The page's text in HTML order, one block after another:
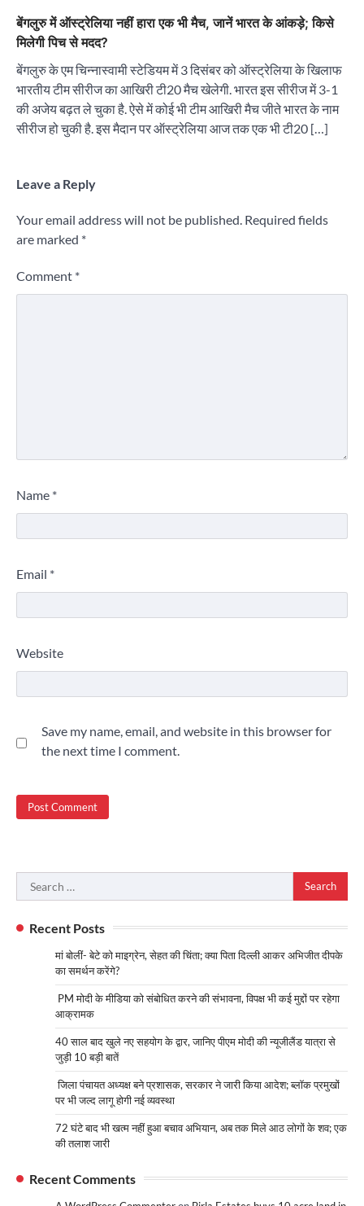
बेंगलुरु में ऑस्ट्रेलिया नहीं हारा एक भी मैच, जानें भारत के आंकड़े; किसे
मिलेगी पिच से मदद?
बेंगलुरु के एम चिन्नास्वामी स्टेडियम में 3 दिसंबर को ऑस्ट्रेलिया के खिलाफ
भारतीय टीम सीरीज का आखिरी टी20 मैच खेलेगी. भारत इस सीरीज में 3-1
की अजेय बढ़त ले चुका है. ऐसे में कोई भी टीम आखिरी मैच जीते भारत के नाम
सीरीज हो चुकी है. इस मैदान पर ऑस्ट्रेलिया आज तक एक भी टी20 […]
Leave a Reply
Your email address will not be published. Required fields
are marked *
Comment *
Name *
Email *
Website
Save my name, email, and website in this browser for
the next time I comment.
Search
for:
Recent Posts
मां बोलीं- बेटे को माइग्रेन, सेहत की चिंता; क्या पिता दिल्ली आकर अभिजीत दीपके
का समर्थन करेंगे?
PM मोदी के मीडिया को संबोधित करने की संभावना, विपक्ष भी कई मुद्दों पर रहेगा
आक्रामक
40 साल बाद खुले नए सहयोग के द्वार, जानिए पीएम मोदी की न्यूजीलैंड यात्रा से
जुड़ी 10 बड़ी बातें
जिला पंचायत अध्यक्ष बने प्रशासक, सरकार ने जारी किया आदेश; ब्लॉक प्रमुखों
पर भी जल्द लागू होगी नई व्यवस्था
72 घंटे बाद भी खत्म नहीं हुआ बचाव अभियान, अब तक मिले आठ लोगों के शव; एक
की तलाश जारी
Recent Comments